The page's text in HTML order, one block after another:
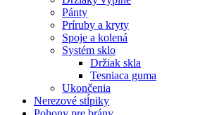
Pánty
Príruby a kryty
Spoje a kolená
Systém sklo
Držiak skla
Tesniaca guma
Ukončenia
Nerezové stĺpiky